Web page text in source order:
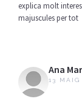
explica molt
majuscules per tot
Ana
13 MAIG